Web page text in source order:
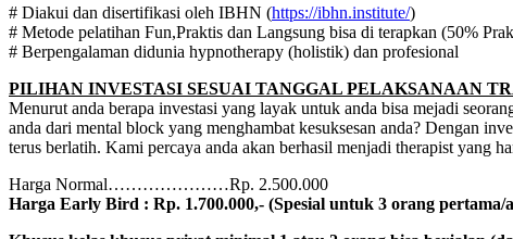
# Diakui dan disertifikasi oleh IBHN (https://ibhn.institute/)
# Metode pelatihan Fun,Praktis dan Langsung bisa di terapkan (50%
# Berpengalaman didunia hypnotherapy (holistik) dan profesional
PILIHAN INVESTASI SESUAI TANGGAL PELAKSANAAN
Menurut anda berapa investasi yang layak untuk anda bisa mejadi
anda dari mental block yang menghambat kesuksesan anda? Dengan
terus berlatih. Kami percaya anda akan berhasil menjadi therapist yang
Harga Normal…………………Rp. 2.500.000
Harga Early Bird : Rp. 1.700.000,- (Spesial untuk 3 orang pertama/